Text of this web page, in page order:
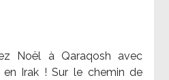
Noël à Qaraqosh avec
en Irak ! Sur le chemin de